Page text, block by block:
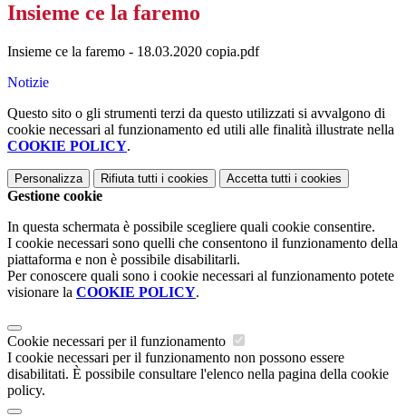
Insieme ce la faremo
Insieme ce la faremo - 18.03.2020 copia.pdf
Notizie
Questo sito o gli strumenti terzi da questo utilizzati si avvalgono di
cookie necessari al funzionamento ed utili alle finalità illustrate nella
COOKIE POLICY.
Personalizza Rifiuta tutti i cookies Accetta tutti i cookies
Gestione cookie
In questa schermata è possibile scegliere quali cookie consentire.
I cookie necessari sono quelli che consentono il funzionamento della
piattaforma e non è possibile disabilitarli.
Per conoscere quali sono i cookie necessari al funzionamento potete
visionare la COOKIE POLICY.
Cookie necessari per il funzionamento
I cookie necessari per il funzionamento non possono essere
disabilitati. È possibile consultare l'elenco nella pagina della cookie
policy.